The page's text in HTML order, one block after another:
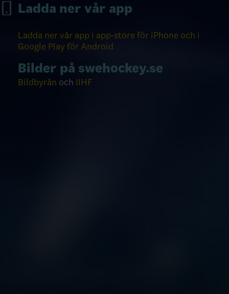
Ladda ner vår app
Ladda ner vår app i app-store för iPhone och i
Google Play för Android
Bilder på swehockey.se
Bildbyrån och IIHF